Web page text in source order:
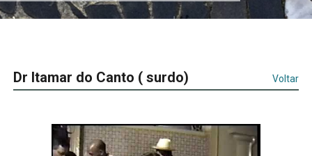
Dr Itamar do Canto ( surdo) Voltar